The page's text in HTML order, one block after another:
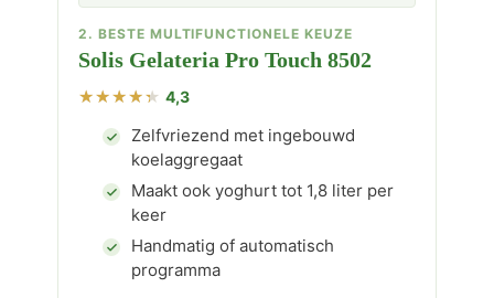
2. BESTE MULTIFUNCTIONELE KEUZE
Solis Gelateria Pro Touch 8502
4,3
Zelfvriezend met ingebouwd
koelaggregaat
Maakt ook yoghurt tot 1,8 liter per
keer
Handmatig of automatisch
programma